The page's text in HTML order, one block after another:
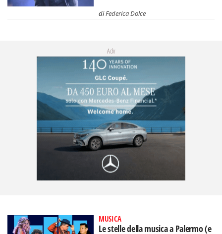
diFederica Dolce
Adv
MUSICA
Le stelle della musica a Palermo (e